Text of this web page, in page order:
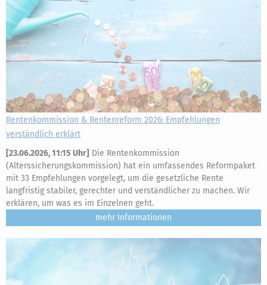
Rentenkommission & Rentenreform 2026: Empfehlungen
verständlich erklärt
[23.06.2026, 11:15 Uhr] Die Rentenkommission
(Alterssicherungskommission) hat ein umfassendes Reformpaket
mit 33 Empfehlungen vorgelegt, um die gesetzliche Rente
langfristig stabiler, gerechter und verständlicher zu machen. Wir
erklären, um was es im Einzelnen geht.
mehr